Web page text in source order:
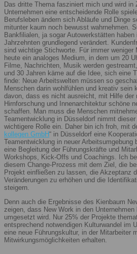
Das dritte Thema fasziniert mich und wird in
Unternehmen eine entscheidende Rolle
Berufsleben ändern sich Abläufe und Dinge
mitunter kaum noch bewusst wahrnehmen.
Bankfilialen, ja sogar Autowerkstätten
Jahrzehnten grundlegend verändert.
sind wichtige Stichworte. Für immer weniger
heute ein analoges Medium, in dem um 20
Filme, Nachrichten, Musik werden
und 30 Jahren käme auf die Idee, sich eine
finde: Neue Arbeitswelten müssen so
Menschen darin wohlfühlen und kreativ sein
davon, dass es nicht ausreicht, mit Hilfe der
Hirnforschung und Innenarchitektur schöne
schaffen. Man muss die Menschen
Teamentwicklung in Düsseldorf nimmt
wichtigere Rolle ein. Daher bin ich froh, mit
kollegen GmbH“ in Düsseldorf eine
Teamentwicklung in neuer Arbeitsumgebung
eine Begleitung der Führungskräfte und
Workshops, Kick-Offs und Coachings. Ich
diesem Change-Prozess mit dem Ziel, die
Projekt einfließen zu lassen, die Akzeptanz
Veränderungen zu erhöhen und die
steigern.
Denn auch die Ergebnisse des Kienbaum
zeigen, dass New Work in den
umgesetzt wird. Nur 25% der Projekte
entsprechend notwendigen Kulturwandel im
eine neue Führungskultur, in der Mitarbeiter
Mitwirkungsmöglichkeiten erhalten.